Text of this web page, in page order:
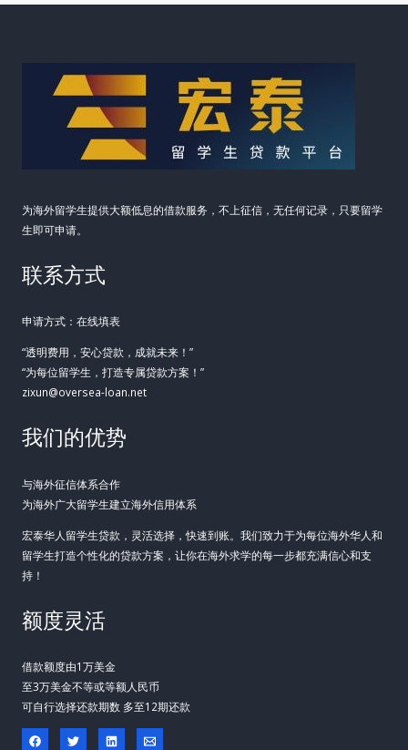
为海外留学生提供大额低息的借款服务，不上征信，无任何记录，只要留学
生即可申请。
联系方式
申请方式：在线填表
“透明费用，安心贷款，成就未来！”
“为每位留学生，打造专属贷款方案！”
zixun@oversea-loan.net
我们的优势
与海外征信体系合作
为海外广大留学生建立海外信用体系
宏泰华人留学生贷款，灵活选择，快速到账。我们致力于为每位海外华人和
留学生打造个性化的贷款方案，让你在海外求学的每一步都充满信心和支
持！
额度灵活
借款额度由1万美金
至3万美金不等或等额人民币
可自行选择还款期数 多至12期还款